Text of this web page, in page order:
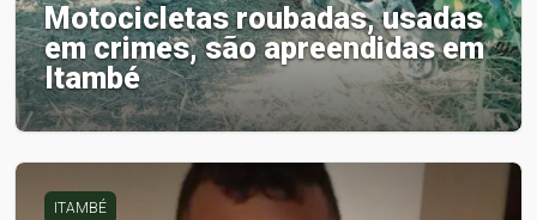
Motocicletas roubadas, usadas
em crimes, são apreendidas em
Itambé
ITAMBÉ